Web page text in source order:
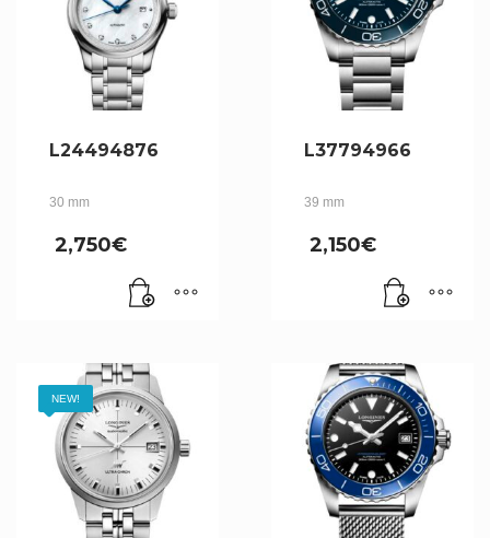
L24494876
30 mm
2,750€
L37794966
39 mm
2,150€
NEW!